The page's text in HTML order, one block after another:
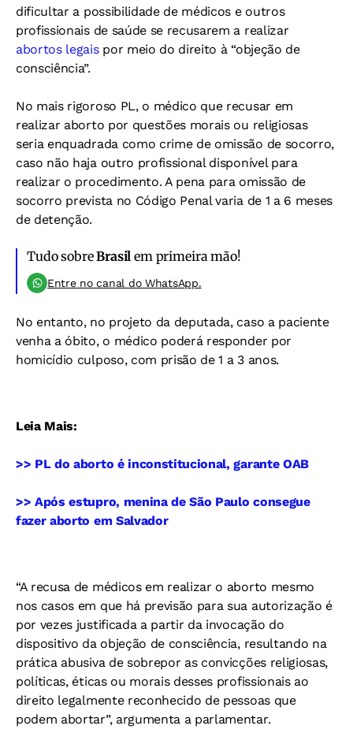
dificultar a possibilidade de médicos e outros
profissionais de saúde se recusarem a realizar
abortos legaispor meio do direito à “objeção de
consciência”.
No mais rigoroso PL, o médico que recusar em
realizar aborto por questões morais ou religiosas
seria enquadrada como crime de omissão de socorro,
caso não haja outro profissional disponível para
realizar o procedimento. A pena para omissão de
socorro prevista no Código Penal varia de 1 a 6 meses
de detenção.
Tudo sobreBrasil em primeira mão!
Entre no canal do WhatsApp.
No entanto, no projeto da deputada, caso a paciente
venha a óbito, o médico poderá responder por
homicídio culposo, com prisão de 1 a 3 anos.
Leia Mais:
>> PL do aborto é inconstitucional, garante OAB
>> Após estupro, menina de São Paulo consegue
fazer aborto em Salvador
“A recusa de médicos em realizar o aborto mesmo
nos casos em que há previsão para sua autorização é
por vezes justificada a partir da invocação do
dispositivo da objeção de consciência, resultando na
prática abusiva de sobrepor as convicções religiosas,
políticas, éticas ou morais desses profissionais ao
direito legalmente reconhecido de pessoas que
podem abortar”, argumenta a parlamentar.